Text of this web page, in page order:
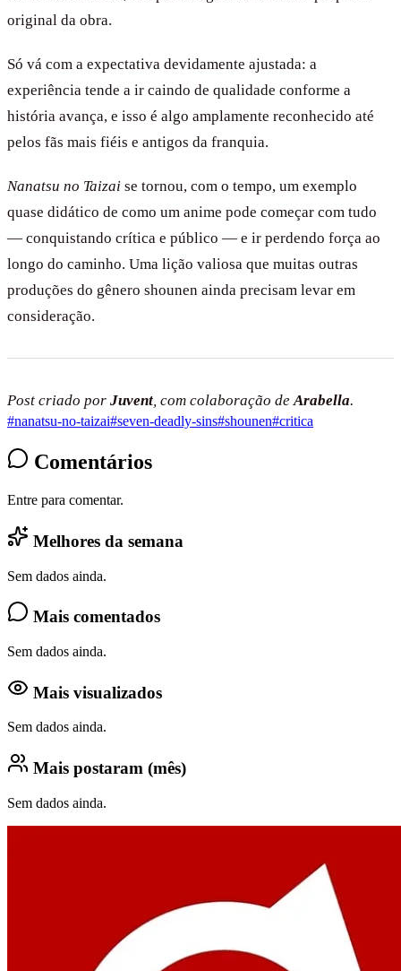
original da obra.
Só vá com a expectativa devidamente ajustada: a
experiência tende a ir caindo de qualidade conforme a
história avança, e isso é algo amplamente reconhecido até
pelos fãs mais fiéis e antigos da franquia.
Nanatsu no Taizai se tornou, com o tempo, um exemplo
quase didático de como um anime pode começar com tudo
— conquistando crítica e público — e ir perdendo força ao
longo do caminho. Uma lição valiosa que muitas outras
produções do gênero shounen ainda precisam levar em
consideração.
Post criado por Juvent, com colaboração deArabella.
#nanatsu-no-taizai#seven-deadly-sins#shounen#critica
Comentários
Entre para comentar.
Melhores da semana
Sem dados ainda.
Mais comentados
Sem dados ainda.
Mais visualizados
Sem dados ainda.
Mais postaram (mês)
Sem dados ainda.